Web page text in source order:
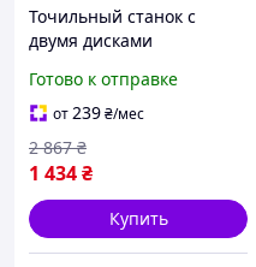
Точильный станок с
двумя дисками
Точильно-шлифовальные
станки 450 Вт
Готово к отправке
от239₴/мес
1 434₴
2 867 ₴
Купить